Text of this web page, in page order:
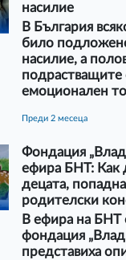
насилие
В България
било
насилие, а
подрастващите
емоционален
преди 2 месеца
Фондация
ефира БНТ: Как
децата,
родителски
В ефира на БНТ
фондация
представиха